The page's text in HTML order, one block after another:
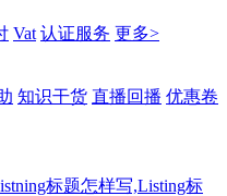
Vat 认证服务 更多>
知识干货 直播回播 优惠卷
标题怎样写,Listing标